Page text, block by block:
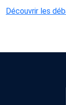
Découvrir les